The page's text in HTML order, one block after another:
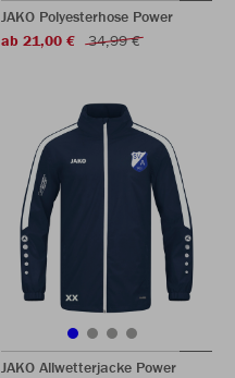
JAKO Polyesterhose Power
ab 21,00 €
34,99 €
JAKO Allwetterjacke Power